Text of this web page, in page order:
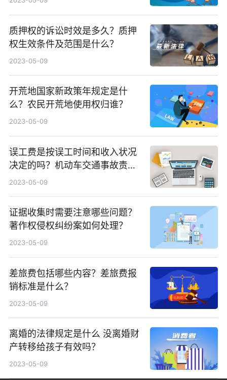
质押权的诉讼时效是多久？质押
权生效条件及范围是什么？
2023-05-09
开荒地国家新政策年规定是什
么？农民开荒地使用权归谁？
2023-05-09
误工费是按误工时间和收入状况
决定的吗？机动车交通事故责任
纠纷案如何处理？
2023-05-09
证据收集时需要注意哪些问题？
著作权侵权纠纷案如何处理？
2023-05-09
差旅费包括哪些内容？差旅费报
销标准是什么？
2023-05-09
离婚的法律规定是什么 没离婚财
产转移给孩子有效吗？
2023-05-09